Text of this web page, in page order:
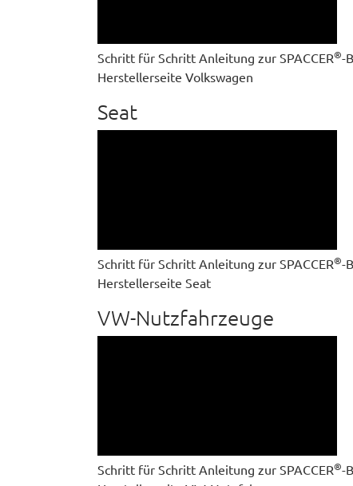
Schritt für Schritt Anleitung zur SPACCER®-
Herstellerseite Volkswagen
Seat
Schritt für Schritt Anleitung zur SPACCER®-
Herstellerseite Seat
VW-Nutzfahrzeuge
Schritt für Schritt Anleitung zur SPACCER®-